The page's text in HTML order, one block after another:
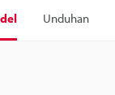
Unduhan